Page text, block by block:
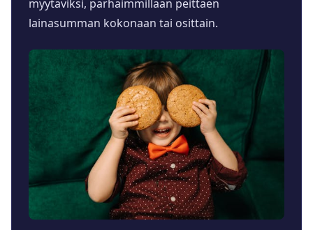
myytäviksi, parhaimmillaan peittäen
lainasumman kokonaan tai osittain.